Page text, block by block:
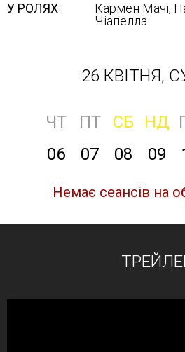
У РОЛЯХ
Кармен Мачі,
Чіапелла
26 КВІТНЯ,
ЧТ ПТ СБ НД
06
07 08 09
Немає сеансів на